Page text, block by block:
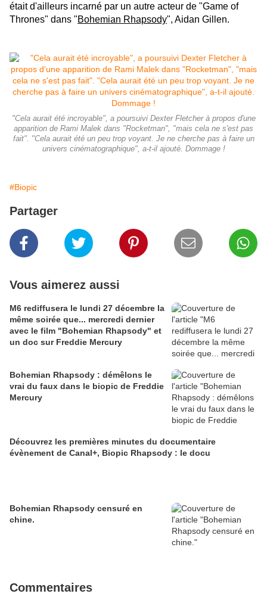
était d'ailleurs incarné par un autre acteur de "Game of
Thrones" dans "Bohemian Rhapsody", Aidan Gillen.
"Cela aurait été incroyable", a poursuivi Dexter Fletcher à propos d'une
apparition de Rami Malek dans "Rocketman", "mais cela ne s'est pas
fait". "Cela aurait été un peu trop voyant. Je ne cherche pas à faire un
univers cinématographique", a-t-il ajouté. Dommage !
#Biopic
Partager
Vous aimerez aussi
M6 rediffusera le lundi 27 décembre la
même soirée que... mercredi dernier
avec le film "Bohemian Rhapsody" et
un doc sur Freddie Mercury
Bohemian Rhapsody : démêlons le
vrai du faux dans le biopic de Freddie
Mercury
Découvrez les premières minutes du documentaire
évènement de Canal+, Biopic Rhapsody : le docu
Bohemian Rhapsody censuré en
chine.
Commentaires